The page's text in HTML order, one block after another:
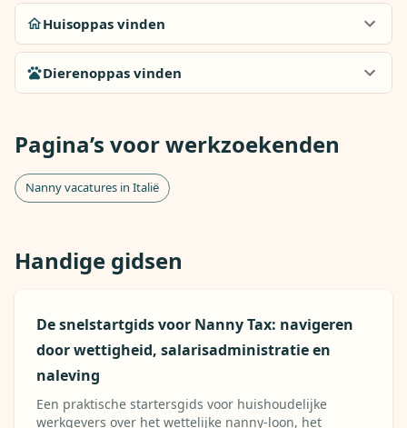
Huisoppas vinden
Dierenoppas vinden
Pagina’s voor werkzoekenden
Nanny vacatures in Italië
Handige gidsen
De snelstartgids voor Nanny Tax: navigeren
door wettigheid, salarisadministratie en
naleving
Een praktische startersgids voor huishoudelijke
werkgevers over het wettelijke nanny-loon, het